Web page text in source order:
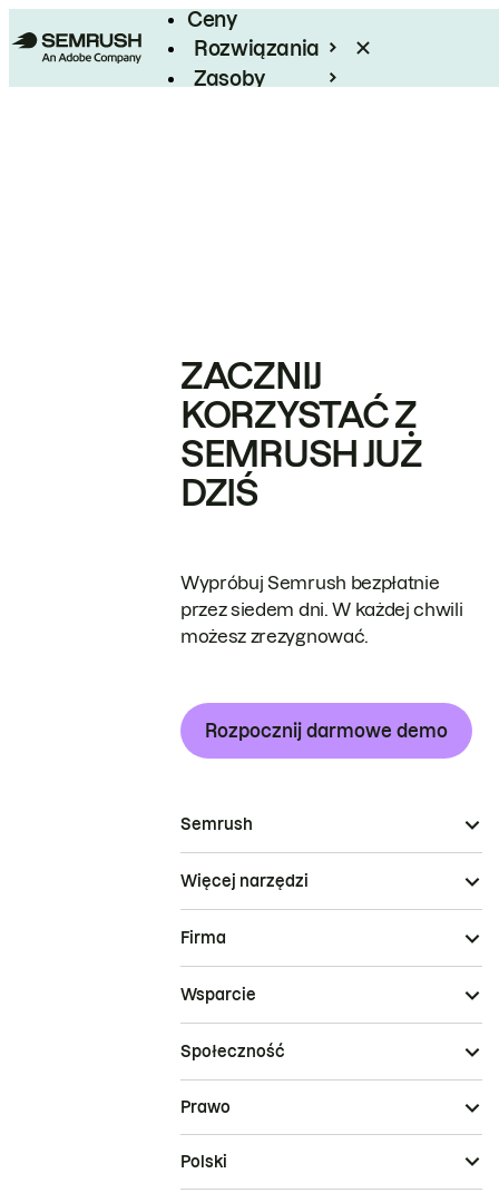
Ceny
Rozwiązania
Zasoby
ZACZNIJ
KORZYSTAĆ Z
SEMRUSH JUŻ
DZIŚ
Wypróbuj Semrush bezpłatnie
przez siedem dni. W każdej chwili
możesz zrezygnować.
Rozpocznij darmowe demo
Semrush
Więcej narzędzi
Firma
Wsparcie
Społeczność
Prawo
Polski